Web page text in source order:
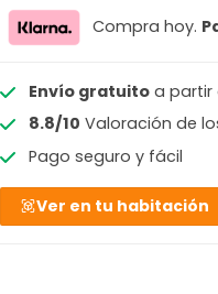
Compra hoy.
Envío gratuitoa partir
8.8/10 Valoración de
Pago seguro y fácil
Ver en tu habitación